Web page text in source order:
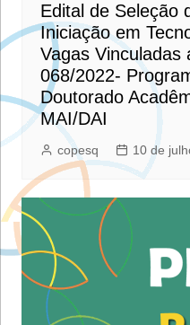
Edital de Seleção
Iniciação em
Vagas Vinculadas
068/2022-
Doutorado
MAI/DAI
copesq 10 de